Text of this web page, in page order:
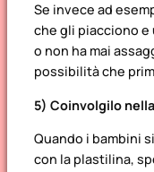
Se invece ad
che gli piacciono e
o non ha mai
possibilità che
5) Coinvolgilo
Quando i bambini
con la plastilina,